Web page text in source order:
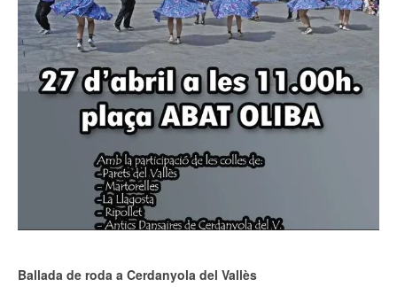
Ballada de roda a Cerdanyola del Vallès